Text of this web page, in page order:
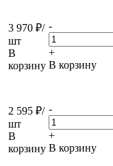
3 970 ₽/
шт
В
корзину
-
+
В корзину
2 595 ₽/
шт
В
корзину
-
+
В корзину